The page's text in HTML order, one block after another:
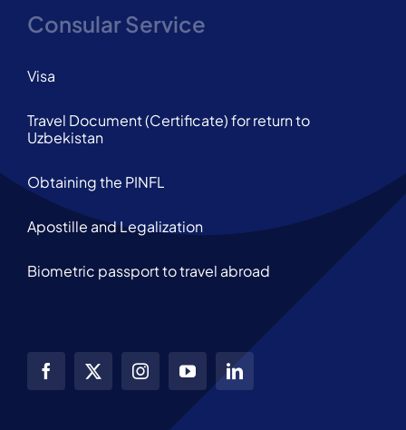
Consular Service
Visa
Travel Document (Certificate) for return to
Uzbekistan
Obtaining the PINFL
Apostille and Legalization
Biometric passport to travel abroad